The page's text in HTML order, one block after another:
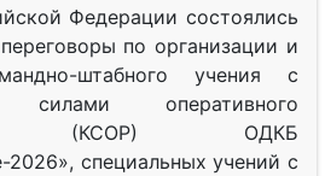
Федерации состоялись
по организации и
штабного учения с
силами оперативного
(КСОР) ОДКБ
2026», специальных учений с